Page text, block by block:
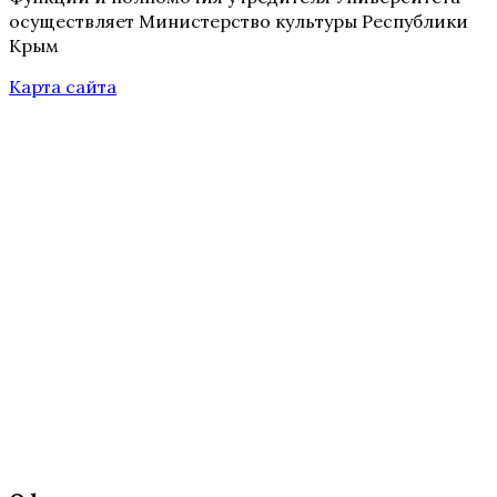
осуществляет Министерство культуры Республики
Крым
Карта сайта